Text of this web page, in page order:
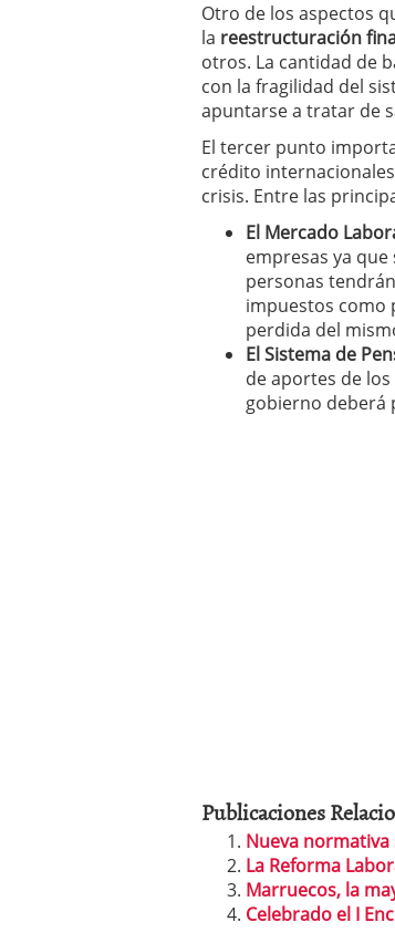
Otro de los aspectos
la reestructuración
otros. La cantidad de
con la fragilidad del
apuntarse a tratar de
El tercer punto
crédito
crisis. Entre las
El Mercado
empresas ya
personas
impuestos como
perdida del
El Sistema de
de aportes de
gobierno deberá
Publicaciones
Nueva normativa
La Reforma
Marruecos, la
Celebrado el I